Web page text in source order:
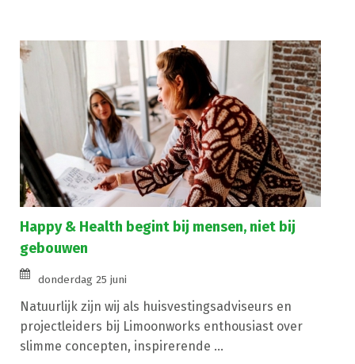
Happy & Health begint bij mensen, niet bij
gebouwen
donderdag 25 juni
Natuurlijk zijn wij als huisvestingsadviseurs en
projectleiders bij Limoonworks enthousiast over
slimme concepten, inspirerende ...